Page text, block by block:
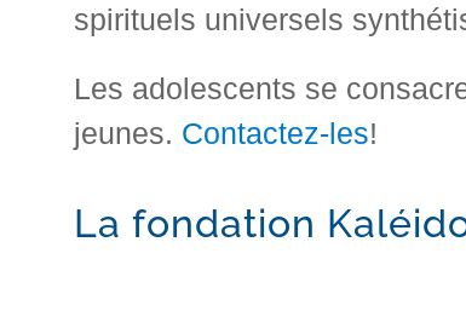
spirituels universels
Les adolescents se
jeunes. Contactez-les!
La fondation